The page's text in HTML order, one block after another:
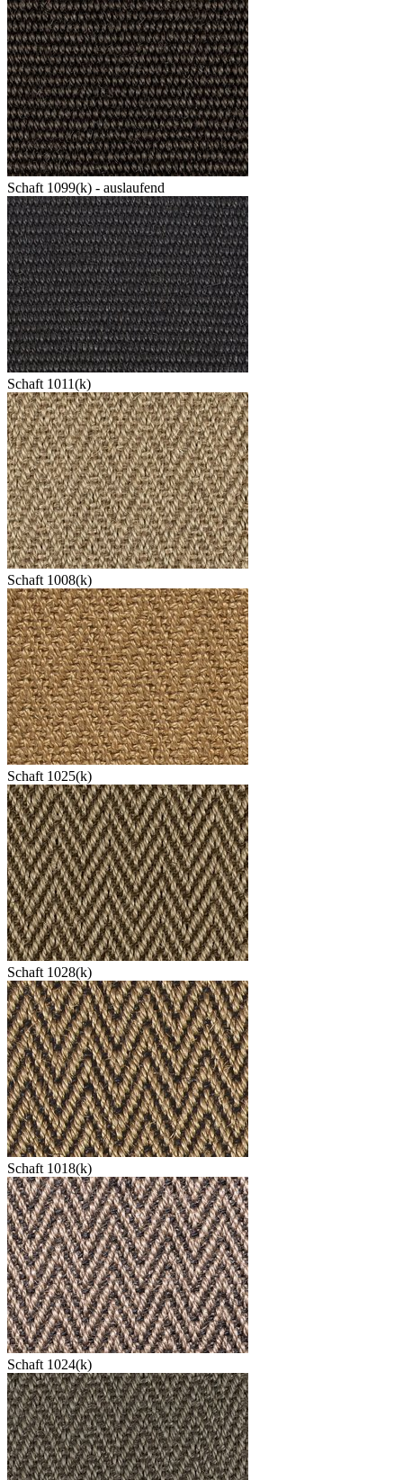
Schaft 1099(k) - auslaufend
Schaft 1011(k)
Schaft 1008(k)
Schaft 1025(k)
Schaft 1028(k)
Schaft 1018(k)
Schaft 1024(k)